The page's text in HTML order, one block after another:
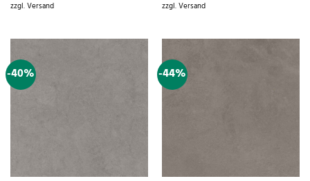
€99,04
zzgl.Versand €85,75
zzgl.Versand
-40% -44%